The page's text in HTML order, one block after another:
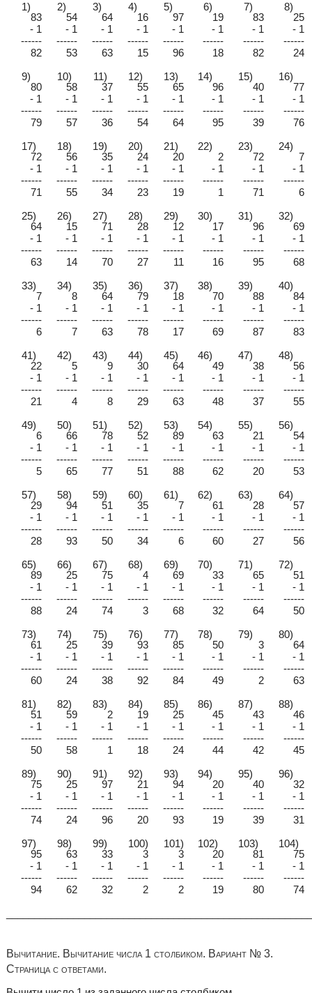
1)
83
2)
54
3)
64
4)
16
5)
97
6)
19
7)
83
8)
25
- 1
- 1 - 1 - 1 - 1 - 1 - 1
- 1
------
------ ------ ------ ------ ------ ------
------
82
53 63 15 96 18 82
24
9)
80
10)
58
11)
37
12)
55
13)
65
14)
96
15)
40
16)
77
- 1
- 1 - 1 - 1 - 1 - 1 - 1
- 1
------
------ ------ ------ ------ ------ ------
------
79
57 36 54 64 95 39
76
17)
72
18)
56
19)
35
20)
24
21)
20
22)
2
23)
72
24)
7
- 1
- 1 - 1 - 1 - 1 - 1 - 1
- 1
------
------ ------ ------ ------ ------ ------
------
71
55 34 23 19 1 71
6
25)
64
26)
15
27)
71
28)
28
29)
12
30)
17
31)
96
32)
69
- 1
- 1 - 1 - 1 - 1 - 1 - 1
- 1
------
------ ------ ------ ------ ------ ------
------
63
14 70 27 11 16 95
68
33)
7
34)
8
35)
64
36)
79
37)
18
38)
70
39)
88
40)
84
- 1
- 1 - 1 - 1 - 1 - 1 - 1
- 1
------
------ ------ ------ ------ ------ ------
------
6
7 63 78 17 69 87
83
41)
22
42)
5
43)
9
44)
30
45)
64
46)
49
47)
38
48)
56
- 1
- 1 - 1 - 1 - 1 - 1 - 1
- 1
------
------ ------ ------ ------ ------ ------
------
21
4 8 29 63 48 37
55
49)
6
50)
66
51)
78
52)
52
53)
89
54)
63
55)
21
56)
54
- 1
- 1 - 1 - 1 - 1 - 1 - 1
- 1
------
------ ------ ------ ------ ------ ------
------
5
65 77 51 88 62 20
53
57)
29
58)
94
59)
51
60)
35
61)
7
62)
61
63)
28
64)
57
- 1
- 1 - 1 - 1 - 1 - 1 - 1
- 1
------
------ ------ ------ ------ ------ ------
------
28
93 50 34 6 60 27
56
65)
89
66)
25
67)
75
68)
4
69)
69
70)
33
71)
65
72)
51
- 1
- 1 - 1 - 1 - 1 - 1 - 1
- 1
------
------ ------ ------ ------ ------ ------
------
88
24 74 3 68 32 64
50
73)
61
74)
25
75)
39
76)
93
77)
85
78)
50
79)
3
80)
64
- 1
- 1 - 1 - 1 - 1 - 1 - 1
- 1
------
------ ------ ------ ------ ------ ------
------
60
24 38 92 84 49 2
63
81)
51
82)
59
83)
2
84)
19
85)
25
86)
45
87)
43
88)
46
- 1
- 1 - 1 - 1 - 1 - 1 - 1
- 1
------
------ ------ ------ ------ ------ ------
------
50
58 1 18 24 44 42
45
89)
75
90)
25
91)
97
92)
21
93)
94
94)
20
95)
40
96)
32
- 1
- 1 - 1 - 1 - 1 - 1 - 1
- 1
------
------ ------ ------ ------ ------ ------
------
74
24 96 20 93 19 39
31
97)
95
98)
63
99)
33
100)
3
101)
3
102)
20
103)
81
104)
75
- 1
- 1 - 1 - 1 - 1 - 1 - 1
- 1
------
------ ------ ------ ------ ------ ------
------
94
62 32 2 2 19 80
74
Вычитание. Вычитание числа 1 столбиком. Вариант № 3.
Страница с ответами.